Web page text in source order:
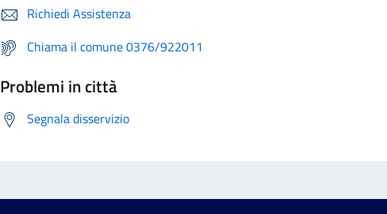
Richiedi Assistenza
Chiama il comune 0376/922011
Problemi in città
Segnala disservizio